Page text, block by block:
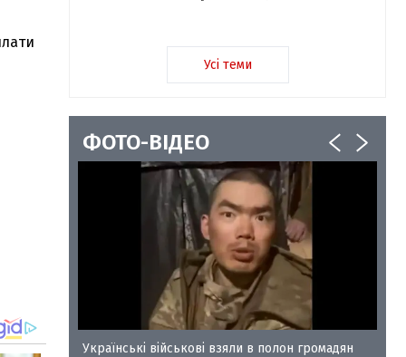
Усі теми
ФОТО-ВІДЕО
35
Українські військові взяли в полон громадян